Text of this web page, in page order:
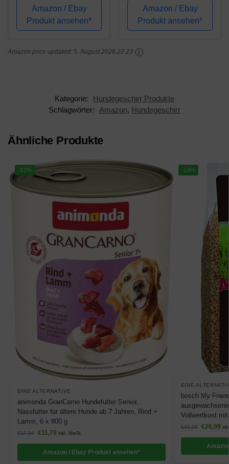
Mittelgroße
Brustgeschirr No Pull
Sicherheitsgeschirr
Labrador
Amazon / Ebay
Produkt ansehen*
luftdurchlässiges
Latex-Gittergewebe
Geschirr reguläre
Autosicherheitsgurt für
Amazon / Ebay
Produkt ansehen*
Amazon price updated: 5. August 2026 22:23
Kategorie:
Hundegeschirr Produkte
Schlagwörter:
Amazon, Hundegeschirr
Ähnliche Produkte
-32%
EINE ALTERNATIVE
animonda GranCarno Hundefutter Senior,
Nassfutter für ältere Hunde ab 7 Jahren, Rind +
Lamm, 6 x 800 g
€17,34 €11,79 inkl. MwSt.
Amazon / Ebay Produkt ansehen*
-16%
EINE
bosch My
Vollwertkost
€31,95 €26,99